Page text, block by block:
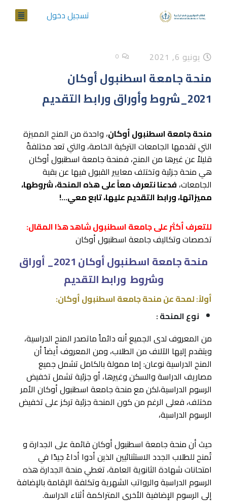
تسجيل دخول
يونيو 6, 2021 0
منحة جامعة اسطنبول أوكان
2021_شروط وأوراق ورابط التقديم
منحة جامعة اسطنبول أوكان، واحدة من المنح المميزة
التي تقدمها الجامعات التركية الخاصة، والتي تعد مختلفةً
قليلاً عن غيرها من المنح، فمنحة جامعة اسطنبول أوكان
هي منحة جزئية وتختلف معايير القبول فيها عن بقية
الجامعات، فدعنا نتعرف معاً على هذه المنحة، شروطها،
مميزاتها، ورابط التقديم عليها، تابع معي…!
للتعرف أكثر على جامعة اسطنبول شاهد هذا المقال:
تخصصات وتكاليف جامعة اسطنبول أوكان
منحة جامعة اسطنبول أوكان 2021_ أوراق
وشروط ورابط التقديم
أولاً: لمحة عن منحة جامعة اسطنبول أوكان:
نوع المنحة :
من المعروف لدى الجميع أنه دائماً ماتصدر المنح الدراسية،
ويتقدم إليها الآلاف من الطلاب، ومن المعروف أيضاً أن
المنح الدراسية نوعان: إما ممولة بالكامل تشمل جميع
مصاريف الدراسة والسكن وغيرها، أو جزئية تشمل تخفيض
الرسوم الدراسية،لكن مع منحة جامعة اسطنبول أوكان الأمر
مختلف، فعلى الرغم من كون المنحة جزئية تركز على تخفيض
الرسوم الدراسية،
حيث أن منحة جامعة اسطنبول أوكان قائمة على الجدارة و
تُمنح للطلاب الجدد الاستثنائيين الذين أدوا أداءً جيدًا في
امتحانات شهادة الثانوية العامة، تغطي منحة الجدارة هذه
الرسوم الدراسية والرواتب الشهرية وتكلفة الإقامة بالإضافة
إلى الرسوم الإضافية الأخرى المتراكمة أثناء الدراسة.